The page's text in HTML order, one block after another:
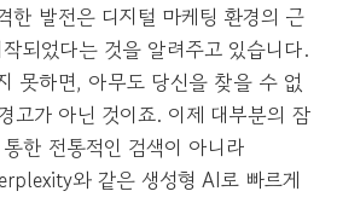
한 발전은 디지털 마케팅 환경의 근
되었다는 것을 알려주고 있습니다.
못하면, 아무도 당신을 찾을 수 없
고가 아닌 것이죠. 이제 대부분의 잠
한 전통적인 검색이 아니라
와 같은 생성형 AI로 빠르게